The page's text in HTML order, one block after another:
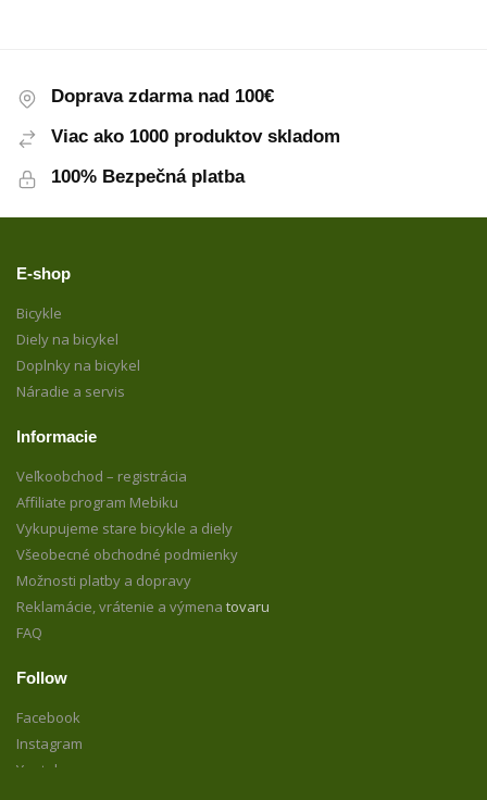
Doprava zdarma nad 100€
Viac ako 1000 produktov skladom
100% Bezpečná platba
E-shop
Bicykle
Diely na bicykel
Doplnky na bicykel
Náradie a servis
Informacie
Veľkoobchod – registrácia
Affiliate program Mebiku
Vykupujeme stare bicykle a diely
Všeobecné obchodné podmienky
Možnosti platby a dopravy
Reklamácie, vrátenie a výmena tovaru
FAQ
Follow
Facebook
Instagram
Youtube